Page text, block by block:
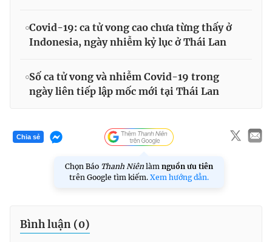
Covid-19: ca tử vong cao chưa từng thấy ở
Indonesia, ngày nhiễm kỷ lục ở Thái Lan
Số ca tử vong và nhiễm Covid-19 trong
ngày liên tiếp lập mốc mới tại Thái Lan
Chia sẻ
Chọn Báo Thanh Niên làm nguồn ưu tiên
trên Google tìm kiếm. Xem hướng dẫn.
Bình luận (0)